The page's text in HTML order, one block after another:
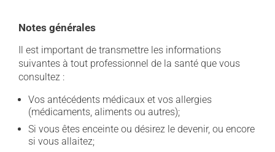
Notes générales
Il est important de transmettre les informations
suivantes à tout professionnel de la santé que vous
consultez :
Vos antécédents médicaux et vos allergies
(médicaments, aliments ou autres);
Si vous êtes enceinte ou désirez le devenir, ou encore
si vous allaitez;